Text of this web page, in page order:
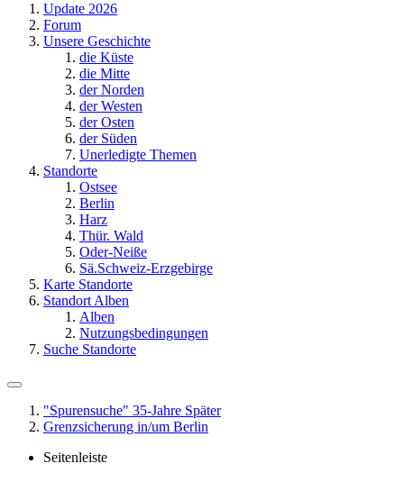
Update 2026
Forum
Unsere Geschichte
die Küste
die Mitte
der Norden
der Westen
der Osten
der Süden
Unerledigte Themen
Standorte
Ostsee
Berlin
Harz
Thür. Wald
Oder-Neiße
Sä.Schweiz-Erzgebirge
Karte Standorte
Standort Alben
Alben
Nutzungsbedingungen
Suche Standorte
"Spurensuche" 35-Jahre Später
Grenzsicherung in/um Berlin
Seitenleiste